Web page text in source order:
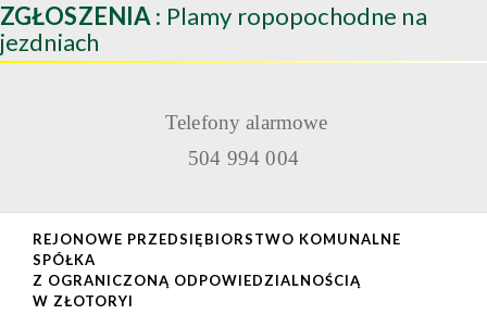
ZGŁOSZENIA : Plamy ropopochodne na
jezdniach
Telefony alarmowe
504 994 004
REJONOWE PRZEDSIĘBIORSTWO KOMUNALNE
SPÓŁKA
Z OGRANICZONĄ ODPOWIEDZIALNOŚCIĄ
W ZŁOTORYI